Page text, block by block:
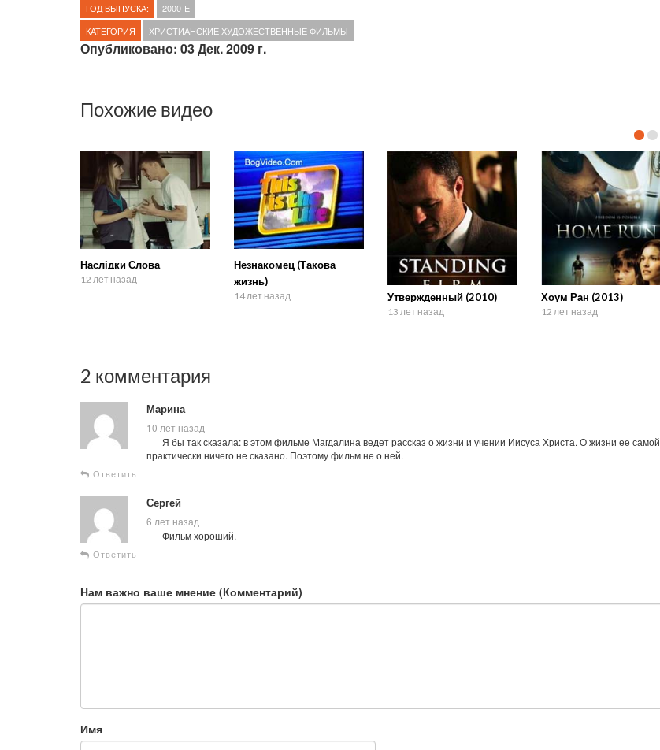
ГОД ВЫПУСКА:
2000-E
КАТЕГОРИЯ
ХРИСТИАНСКИЕ ХУДОЖЕСТВЕННЫЕ ФИЛЬМЫ
Опубликовано: 03 Дек. 2009 г.
Похожие видео
Наслідки Слова
12 лет назад
Незнакомец (Такова
жизнь)
14 лет назад Утвержденный (2010)
13 лет назад
Хоум Ран (2013)
12 лет назад
2 комментария
Марина
10 лет назад
Я бы так сказала: в этом фильме Магдалина ведет рассказ о жизни и учении Иисуса Христа. О жизни ее самой
практически ничего не сказано. Поэтому фильм не о ней.
Ответить
Сергей
6 лет назад
Фильм хороший.
Ответить
Нам важно ваше мнение (Комментарий)
Имя